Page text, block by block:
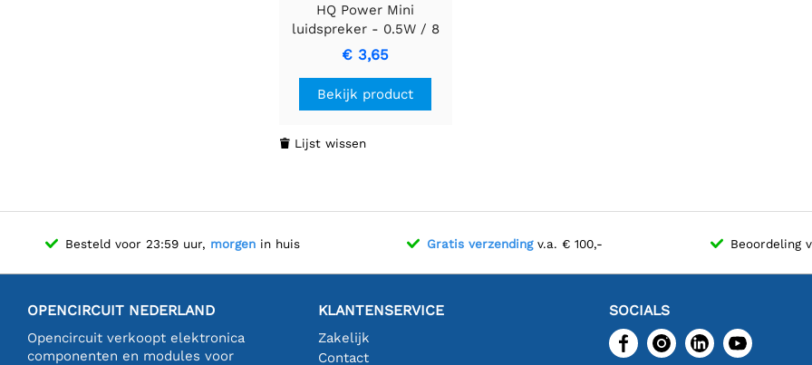
HQ Power Mini
luidspreker - 0.5W / 8
ohm - Ø 50mm
€ 3,65
Bekijk product
 Lijst wissen
Besteld voor 23:59 uur, morgen in huis Gratis verzendingv.a. € 100,- Beoordeling
OPENCIRCUIT NEDERLAND
Opencircuit verkoopt elektronica
componenten en modules voor
KLANTENSERVICE
Zakelijk
Contact
SOCIALS